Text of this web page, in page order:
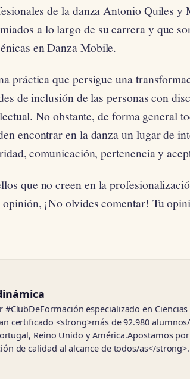
de la danza Antonio Quiles y
a lo largo de su carrera y que
en Danza Mobile.
práctica que persigue una
de inclusión de las personas con
No obstante, de forma general
encontrar en la danza un lugar de
comunicación, pertenencia y
que no creen en la
¡No olvides comentar! Tu
especializado en
certificado <strong>más de 92.980
Reino Unido y América.Apostamos
de calidad al alcance de todos/as</